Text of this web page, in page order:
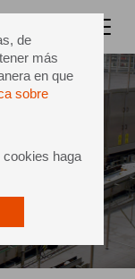
de
más
en que
sobre
haga
y ahorro